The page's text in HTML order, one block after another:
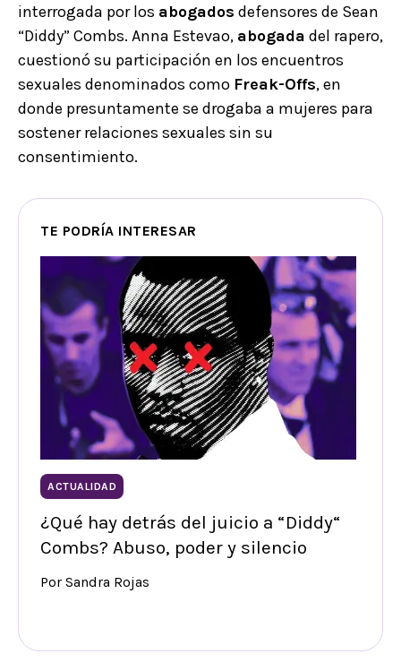
interrogada por los abogados defensores de Sean
“Diddy” Combs. Anna Estevao, abogada del rapero,
cuestionó su participación en los encuentros
sexuales denominados como Freak-Offs, en
donde presuntamente se drogaba a mujeres para
sostener relaciones sexuales sin su
consentimiento.
TE PODRÍA INTERESAR
ACTUALIDAD
¿Qué hay detrás del juicio a “Diddy“
Combs? Abuso, poder y silencio
Por Sandra Rojas